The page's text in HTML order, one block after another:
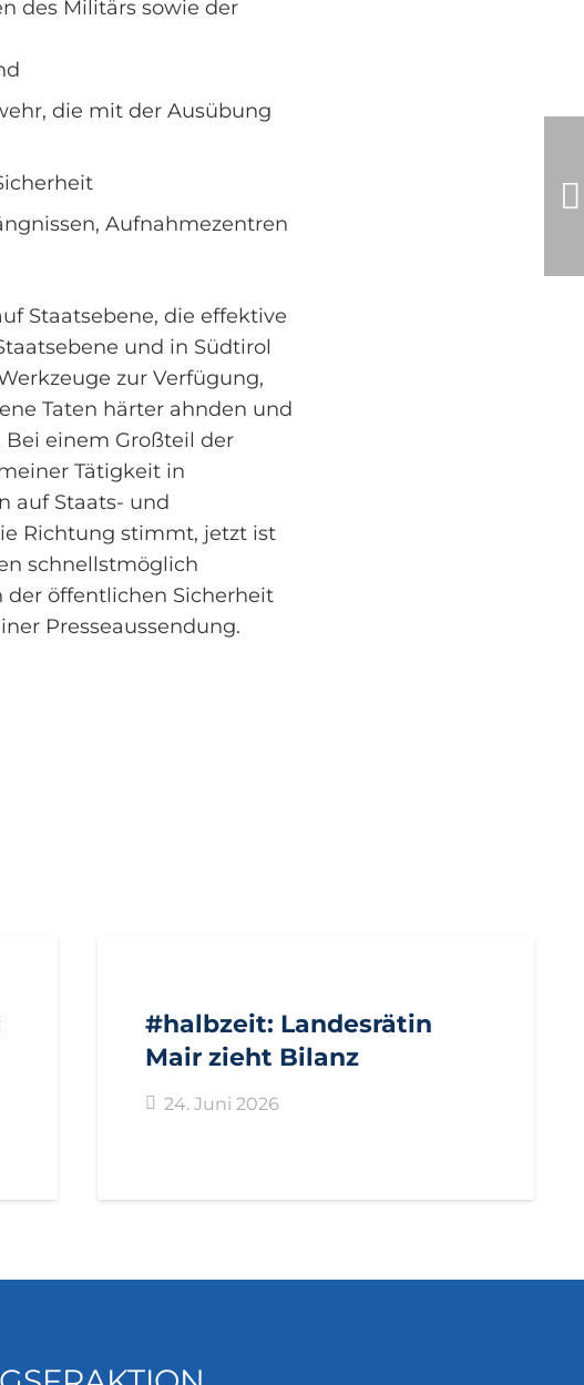
des Militärs sowie der
die mit der Ausübung
Aufnahmezentren
Staatsebene, die effektive
und in Südtirol
zur Verfügung,
Taten härter ahnden und
einem Großteil der
Tätigkeit in
auf Staats- und
Richtung stimmt, jetzt ist
schnellstmöglich
öffentlichen Sicherheit
Presseaussendung.
PRESSEMITTEILUNGEN
#halbzeit: Landesrätin
Mair zieht Bilanz
24. Juni 2026